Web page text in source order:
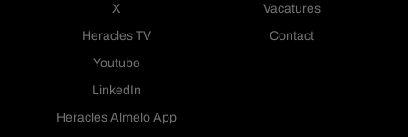
X
Heracles TV
Youtube
LinkedIn
Heracles Almelo App
Vacatures
Contact